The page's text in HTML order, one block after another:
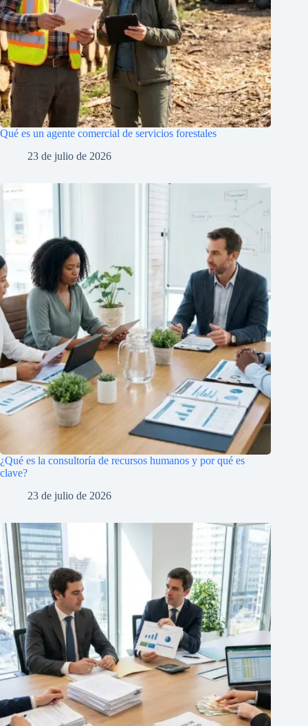
Qué es un agente comercial de servicios forestales
23 de julio de 2026
¿Qué es la consultoría de recursos humanos y por qué es
clave?
23 de julio de 2026